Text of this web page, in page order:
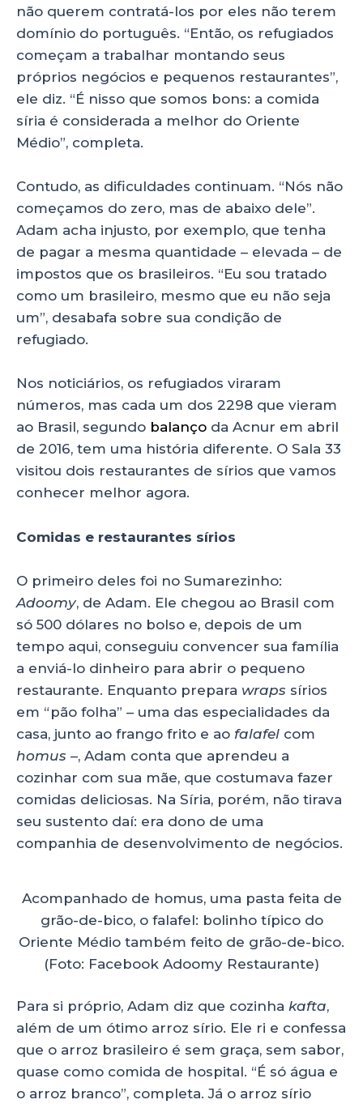
não querem contratá-los por eles não terem
domínio do português. “Então, os refugiados
começam a trabalhar montando seus
próprios negócios e pequenos restaurantes”,
ele diz. “É nisso que somos bons: a comida
síria é considerada a melhor do Oriente
Médio”, completa.
Contudo, as dificuldades continuam. “Nós não
começamos do zero, mas de abaixo dele”.
Adam acha injusto, por exemplo, que tenha
de pagar a mesma quantidade – elevada – de
impostos que os brasileiros. “Eu sou tratado
como um brasileiro, mesmo que eu não seja
um”, desabafa sobre sua condição de
refugiado.
Nos noticiários, os refugiados viraram
números, mas cada um dos 2298 que vieram
ao Brasil, segundo balanço da Acnur em abril
de 2016, tem uma história diferente. O Sala 33
visitou dois restaurantes de sírios que vamos
conhecer melhor agora.
Comidas e restaurantes sírios
O primeiro deles foi no Sumarezinho:
Adoomy, de Adam. Ele chegou ao Brasil com
só 500 dólares no bolso e, depois de um
tempo aqui, conseguiu convencer sua família
a enviá-lo dinheiro para abrir o pequeno
restaurante. Enquanto prepara wraps sírios
em “pão folha” – uma das especialidades da
casa, junto ao frango frito e ao falafel com
homus –, Adam conta que aprendeu a
cozinhar com sua mãe, que costumava fazer
comidas deliciosas. Na Síria, porém, não tirava
seu sustento daí: era dono de uma
companhia de desenvolvimento de negócios.
Acompanhado de homus, uma pasta feita de
grão-de-bico, o falafel: bolinho típico do
Oriente Médio também feito de grão-de-bico.
(Foto: Facebook Adoomy Restaurante)
Para si próprio, Adam diz que cozinha kafta,
além de um ótimo arroz sírio. Ele ri e confessa
que o arroz brasileiro é sem graça, sem sabor,
quase como comida de hospital. “É só água e
o arroz branco”, completa. Já o arroz sírio